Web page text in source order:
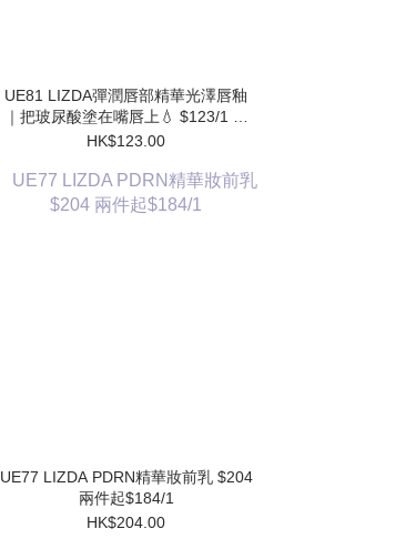
UE81 LIZDA彈潤唇部精華光澤唇釉
｜把玻尿酸塗在嘴唇上💧 $123/1 兩
支起$110/1
HK$123.00
UE77 LIZDA PDRN精華妝前乳 $204
兩件起$184/1
HK$204.00